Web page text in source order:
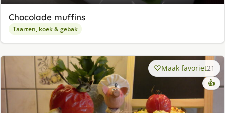
Chocolade muffins
Taarten, koek & gebak
Maak favoriet21
👍